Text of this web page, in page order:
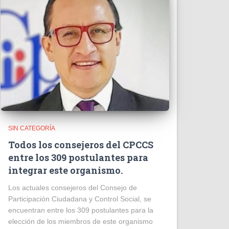
SIN CATEGORÍA
Todos los consejeros del CPCCS
entre los 309 postulantes para
integrar este organismo.
Los actuales consejeros del Consejo de
Participación Ciudadana y Control Social, se
encuentran entre los 309 postulantes para la
elección de los miembros de este organismo